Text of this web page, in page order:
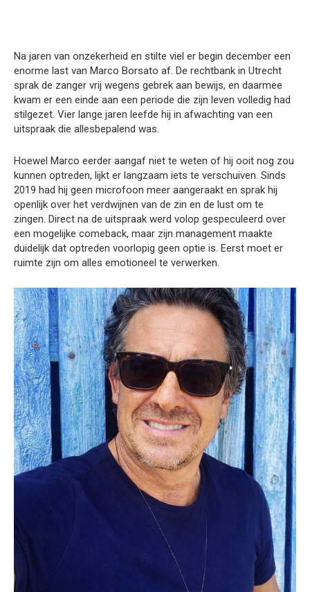
Na jaren van onzekerheid en stilte viel er begin december een
enorme last van Marco Borsato af. De rechtbank in Utrecht
sprak de zanger vrij wegens gebrek aan bewijs, en daarmee
kwam er een einde aan een periode die zijn leven volledig had
stilgezet. Vier lange jaren leefde hij in afwachting van een
uitspraak die allesbepalend was.
Hoewel Marco eerder aangaf niet te weten of hij ooit nog zou
kunnen optreden, lijkt er langzaam iets te verschuiven. Sinds
2019 had hij geen microfoon meer aangeraakt en sprak hij
openlijk over het verdwijnen van de zin en de lust om te
zingen. Direct na de uitspraak werd volop gespeculeerd over
een mogelijke comeback, maar zijn management maakte
duidelijk dat optreden voorlopig geen optie is. Eerst moet er
ruimte zijn om alles emotioneel te verwerken.